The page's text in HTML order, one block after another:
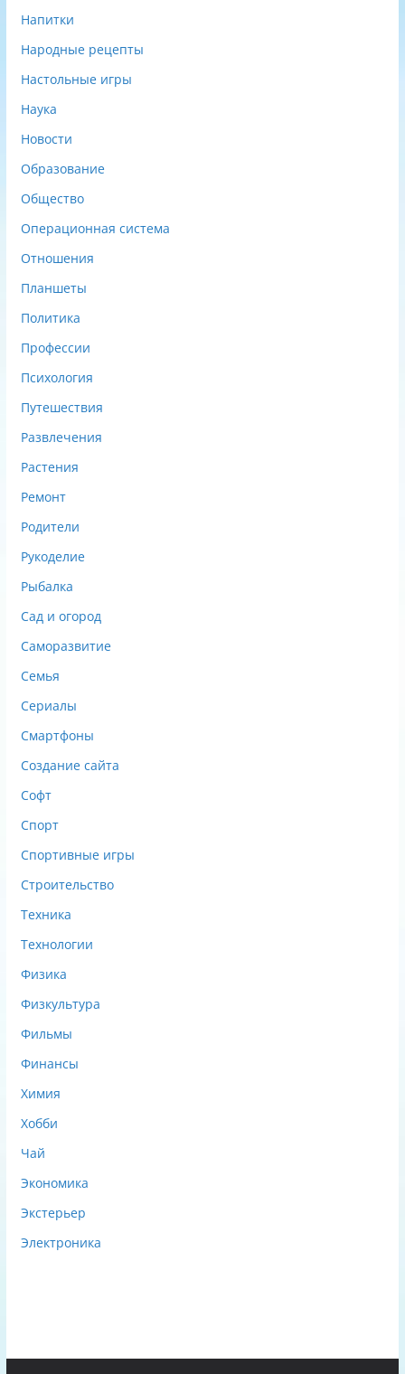
Напитки
Народные рецепты
Настольные игры
Наука
Новости
Образование
Общество
Операционная система
Отношения
Планшеты
Политика
Профессии
Психология
Путешествия
Развлечения
Растения
Ремонт
Родители
Рукоделие
Рыбалка
Сад и огород
Саморазвитие
Семья
Сериалы
Смартфоны
Создание сайта
Софт
Спорт
Спортивные игры
Строительство
Техника
Технологии
Физика
Физкультура
Фильмы
Финансы
Химия
Хобби
Чай
Экономика
Экстерьер
Электроника